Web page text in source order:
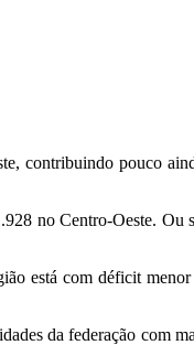
contribuindo pouco
no Centro-Oeste. Ou
está com déficit
da federação com